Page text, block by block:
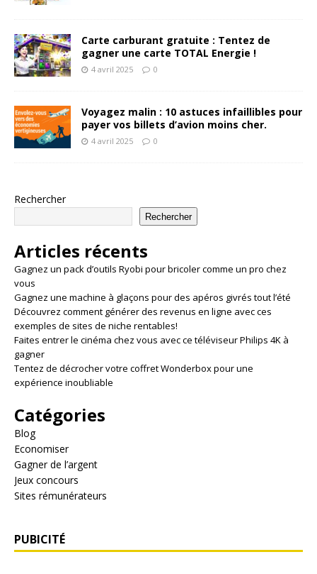
Carte carburant gratuite : Tentez de
gagner une carte TOTAL Energie !
4 avril 2025 0
Voyagez malin : 10 astuces infaillibles pour
payer vos billets d’avion moins cher.
4 avril 2025 0
Rechercher
Rechercher
Articles récents
Gagnez un pack d’outils Ryobi pour bricoler comme un pro chez
vous
Gagnez une machine à glaçons pour des apéros givrés tout l’été
Découvrez comment générer des revenus en ligne avec ces
exemples de sites de niche rentables!
Faites entrer le cinéma chez vous avec ce téléviseur Philips 4K à
gagner
Tentez de décrocher votre coffret Wonderbox pour une
expérience inoubliable
Catégories
Blog
Economiser
Gagner de l’argent
Jeux concours
Sites rémunérateurs
PUBICITÉ